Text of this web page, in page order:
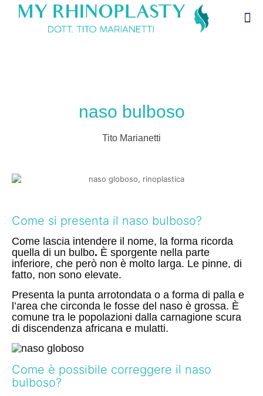
naso bulboso
Tito Marianetti
Come si presenta il naso bulboso?
Come lascia intendere il nome, la forma ricorda
quella di un bulbo. È sporgente nella parte
inferiore, che però non è molto larga. Le pinne, di
fatto, non sono elevate.
Presenta la punta arrotondata o a forma di palla e
l’area che circonda le fosse del naso è grossa. È
comune tra le popolazioni dalla carnagione scura
di discendenza africana e mulatti.
Come è possibile correggere il naso
bulboso?